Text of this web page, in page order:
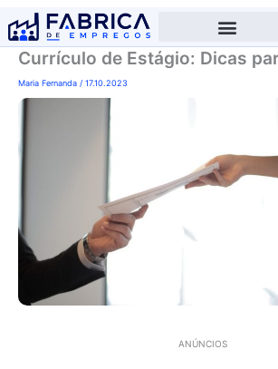
para
conteúdo
Currículo de Estágio: Dicas
Maria Fernanda / 17.10.2023
ANÚNCIOS